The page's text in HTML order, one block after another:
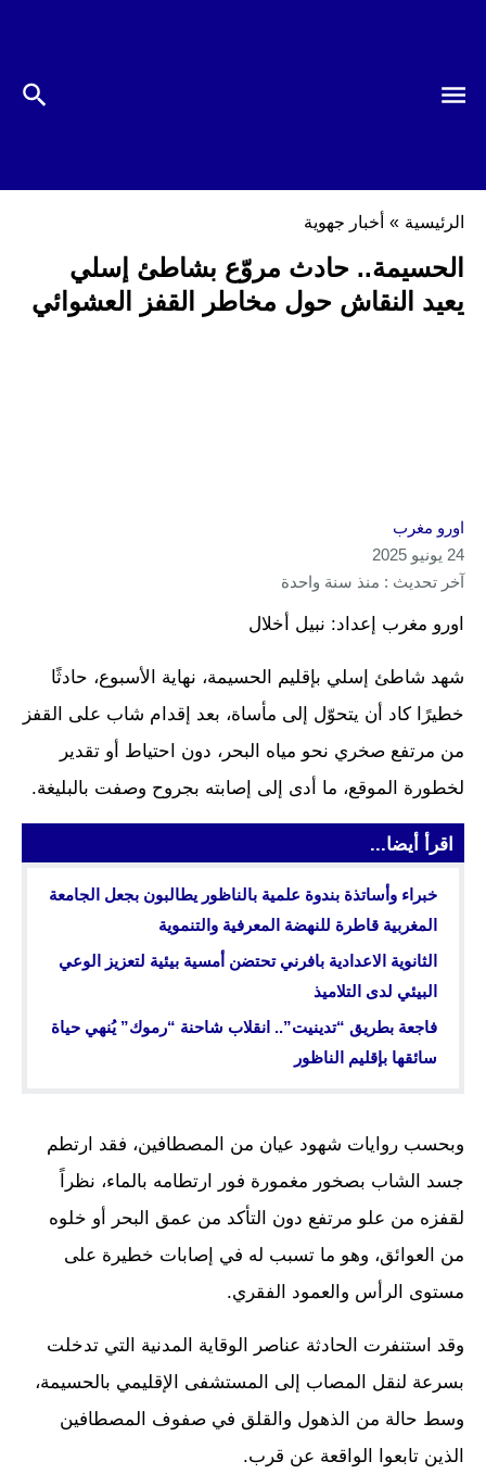
الرئيسية » أخبار جهوية
الحسيمة.. حادث مروّع بشاطئ إسلي
يعيد النقاش حول مخاطر القفز العشوائي
اورو مغرب
24 يونيو 2025
آخر تحديث : منذ سنة واحدة
اورو مغرب إعداد: نبيل أخلال
شهد شاطئ إسلي بإقليم الحسيمة، نهاية الأسبوع، حادثًا
خطيرًا كاد أن يتحوّل إلى مأساة، بعد إقدام شاب على القفز
من مرتفع صخري نحو مياه البحر، دون احتياط أو تقدير
لخطورة الموقع، ما أدى إلى إصابته بجروح وصفت بالبليغة.
اقرأ أيضا...
خبراء وأساتذة بندوة علمية بالناظور يطالبون بجعل الجامعة
المغربية قاطرة للنهضة المعرفية والتنموية
الثانوية الاعدادية بافرني تحتضن أمسية بيئية لتعزيز الوعي
البيئي لدى التلاميذ
فاجعة بطريق “تدينيت”.. انقلاب شاحنة “رموك” يُنهي حياة
سائقها بإقليم الناظور
وبحسب روايات شهود عيان من المصطافين، فقد ارتطم
جسد الشاب بصخور مغمورة فور ارتطامه بالماء، نظراً
لقفزه من علو مرتفع دون التأكد من عمق البحر أو خلوه
من العوائق، وهو ما تسبب له في إصابات خطيرة على
مستوى الرأس والعمود الفقري.
وقد استنفرت الحادثة عناصر الوقاية المدنية التي تدخلت
بسرعة لنقل المصاب إلى المستشفى الإقليمي بالحسيمة،
وسط حالة من الذهول والقلق في صفوف المصطافين
الذين تابعوا الواقعة عن قرب.